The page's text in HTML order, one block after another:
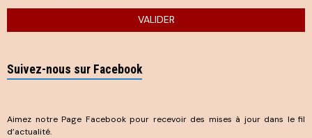
VALIDER
Suivez-nous sur Facebook
Aimez notre Page Facebook pour recevoir des mises à jour dans le fil
d’actualité.